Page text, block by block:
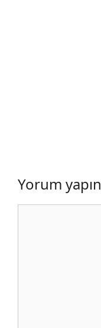
Yorum yapın